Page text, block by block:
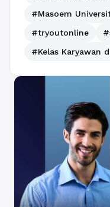
#Masoem
#tryoutonline
#Kelas Karyawan